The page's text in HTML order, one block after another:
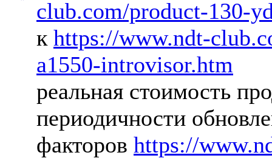
club.com/product-130-
к https://www.ndt-
a1550-introvisor.htm
реальная стоимость
периодичности
факторов https://